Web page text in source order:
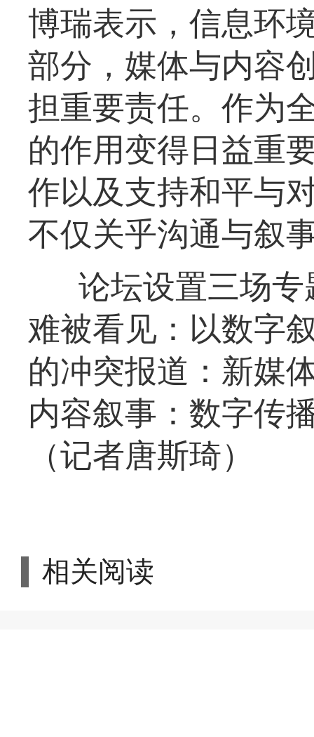
博瑞表示，信息环
部分，媒体与内容
担重要责任。作为
的作用变得日益重
作以及支持和平与
不仅关乎沟通与叙
论坛设置三场
难被看见：以数字
的冲突报道：新媒
内容叙事：数字传
（记者唐斯琦）
相关阅读